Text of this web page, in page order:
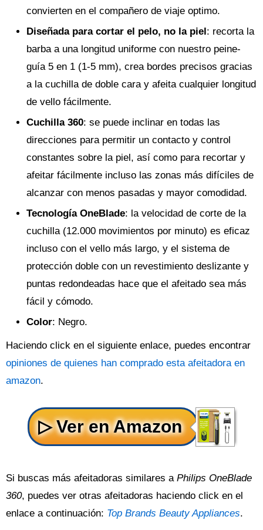
convierten en el compañero de viaje optimo.
Diseñada para cortar el pelo, no la piel: recorta la
barba a una longitud uniforme con nuestro peine-
guía 5 en 1 (1-5 mm), crea bordes precisos gracias
a la cuchilla de doble cara y afeita cualquier longitud
de vello fácilmente.
Cuchilla 360: se puede inclinar en todas las
direcciones para permitir un contacto y control
constantes sobre la piel, así como para recortar y
afeitar fácilmente incluso las zonas más difíciles de
alcanzar con menos pasadas y mayor comodidad.
Tecnología OneBlade: la velocidad de corte de la
cuchilla (12.000 movimientos por minuto) es eficaz
incluso con el vello más largo, y el sistema de
protección doble con un revestimiento deslizante y
puntas redondeadas hace que el afeitado sea más
fácil y cómodo.
Color: Negro.
Haciendo click en el siguiente enlace, puedes encontrar
opiniones de quienes han comprado esta afeitadora en
amazon.
Si buscas más afeitadoras similares a Philips OneBlade
360, puedes ver otras afeitadoras haciendo click en el
enlace a continuación: Top Brands Beauty Appliances.